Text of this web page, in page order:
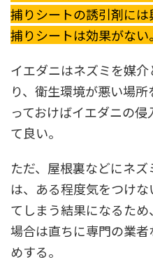
捕りシートの誘引剤に
捕りシートは効果がない。
イエダニはネズミを媒
り、衛生環境が悪い場
っておけばイエダニの
て良い。
ただ、屋根裏などにネ
は、ある程度気をつけ
てしまう結果になるた
場合は直ちに専門の業
めする。